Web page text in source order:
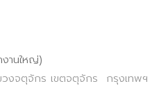
านใหญ่)
งจตุจักร เขตจตุจักร กรุงเทพฯ